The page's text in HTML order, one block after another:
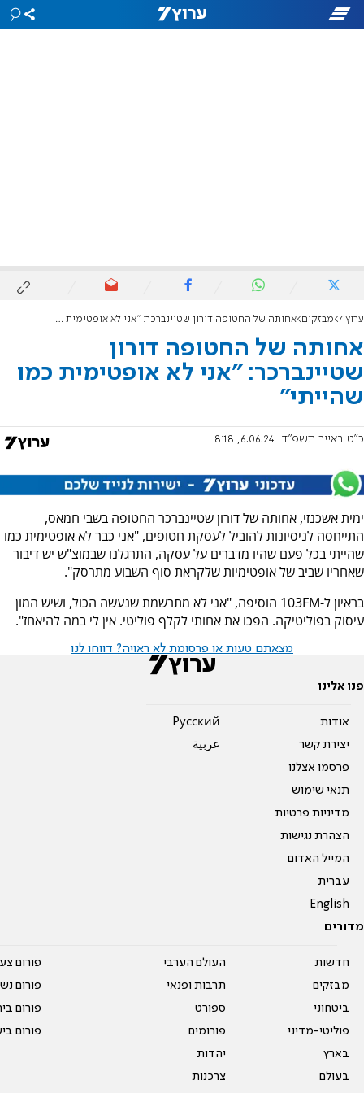
ערוץ 7 מבזקים אחותה של החטופה דורון שטיינברכר: "אני לא אופטימית כמו שהייתי"
אחותה של החטופה דורון
שטיינברכר: "אני לא אופטימית כמו
שהייתי"
כ"ט באייר תשפ"ד 6.06.24, 8:18
ימית אשכנזי, אחותה של דורון שטיינברכר החטופה בשבי חמאס,
התייחסה לניסיונות להוביל לעסקת חטופים, "אני כבר לא אופטימית כמו
שהייתי בכל פעם שהיו מדברים על עסקה, התרגלנו שבמוצ"ש יש דיבור
שאחריו שביב של אופטימיות שלקראת סוף השבוע מתרסק".
בראיון ל-103FM הוסיפה, "אני לא מתרשמת שנעשה הכול, ושיש המון
עיסוק בפוליטיקה. הפכו את אחותי לקלף פוליטי. אין לי במה להיאחז".
מצאתם טעות או פרסומת לא ראויה? דווחו לנו
פנו אלינו
אודות
יצירת קשר
פרסמו אצלנו
תנאי שימוש
מדיניות פרטיות
הצהרת נגישות
המייל האדום
עברית
English
Pусский
عربية
מדורים
חדשות
מבזקים
ביטחוני
פוליטי-מדיני
בארץ
בעולם
העולם הערבי
תרבות ופנאי
ספורט
פורומים
יהדות
צרכנות
פורום
פורום
פורום
פורום